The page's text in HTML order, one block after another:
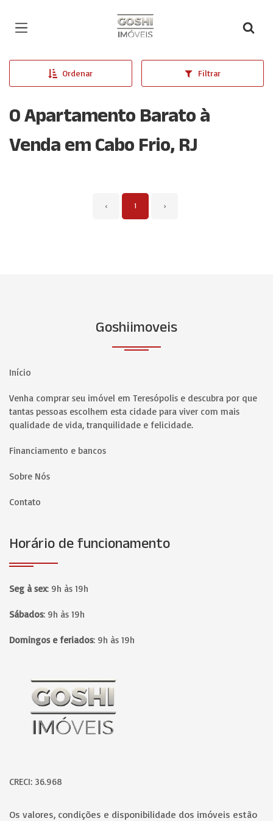
Página inicial
Ordenar Filtrar
0 Apartamento Barato à
Venda em Cabo Frio, RJ
‹ 1 ›
Goshiimoveis
Início
Venha comprar seu imóvel em Teresópolis e descubra por que
tantas pessoas escolhem esta cidade para viver com mais
qualidade de vida, tranquilidade e felicidade.
Financiamento e bancos
Sobre Nós
Contato
Horário de funcionamento
Seg à sex: 9h às 19h
Sábados: 9h às 19h
Domingos e feriados: 9h às 19h
Página inicial
CRECI: 36.968
Os valores, condições e disponibilidade dos imóveis estão